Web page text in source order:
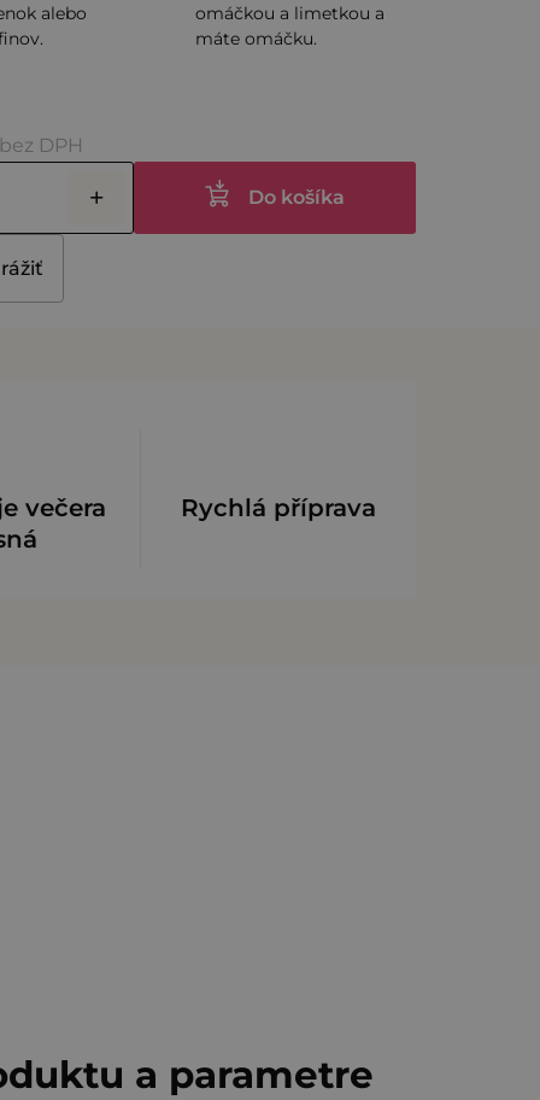
alebo
omáčkou a limetkou a
máte omáčku.
DPH
Do košíka
večera
Rychlá příprava
a parametre